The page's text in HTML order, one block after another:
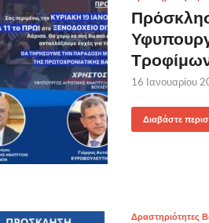
16 Ιανουαρίου
Διαβάστε
Δραστηριότητες